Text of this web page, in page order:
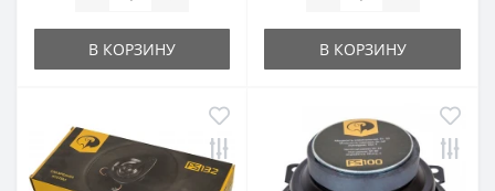
В КОРЗИНУ В КОРЗИНУ